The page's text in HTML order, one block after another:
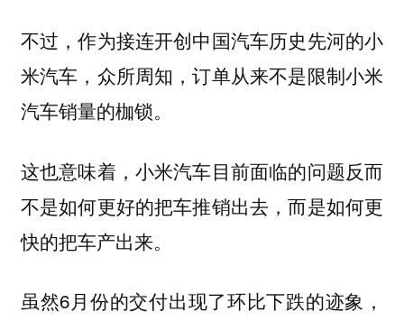
不过，作为接连开创中国汽车历史先河的小
米汽车，众所周知，订单从来不是限制小米
汽车销量的枷锁。
这也意味着，小米汽车目前面临的问题反而
不是如何更好的把车推销出去，而是如何更
快的把车产出来。
虽然6月份的交付出现了环比下跌的迹象，